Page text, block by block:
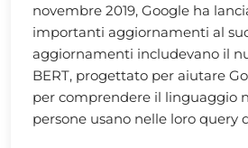
novembre 2019, Google ha
importanti aggiornamenti al
aggiornamenti includevano il
BERT, progettato per aiutare
per comprendere il linguaggio
persone usano nelle loro query